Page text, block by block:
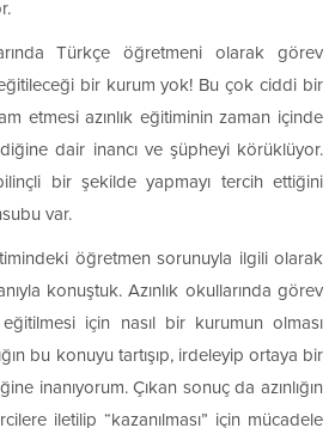
Türkçe öğretmeni olarak görev
bir kurum yok! Bu çok ciddi bir
etmesi azınlık eğitiminin zaman içinde
dair inancı ve şüpheyi körüklüyor.
bir şekilde yapmayı tercih ettiğini
var.
öğretmen sorunuyla ilgili olarak
konuştuk. Azınlık okullarında görev
için nasıl bir kurumun olması
bu konuyu tartışıp, irdeleyip ortaya bir
inanıyorum. Çıkan sonuç da azınlığın
iletilip “kazanılması” için mücadele